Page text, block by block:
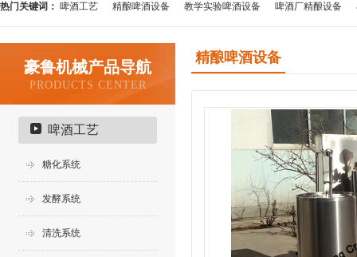
热门关键词： 啤酒工艺 精酿啤酒设备 教学实验啤酒设备 啤酒厂精酿设备
豪鲁机械产品导航
PRODUCTS CENTER
啤酒工艺
糖化系统
发酵系统
清洗系统
精酿啤酒设备